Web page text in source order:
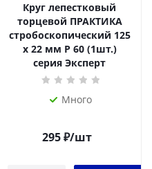
Круг лепестковый
торцевой ПРАКТИКА
стробоскопический 125
х 22 мм Р 60 (1шт.)
серия Эксперт
Много
295₽/шт